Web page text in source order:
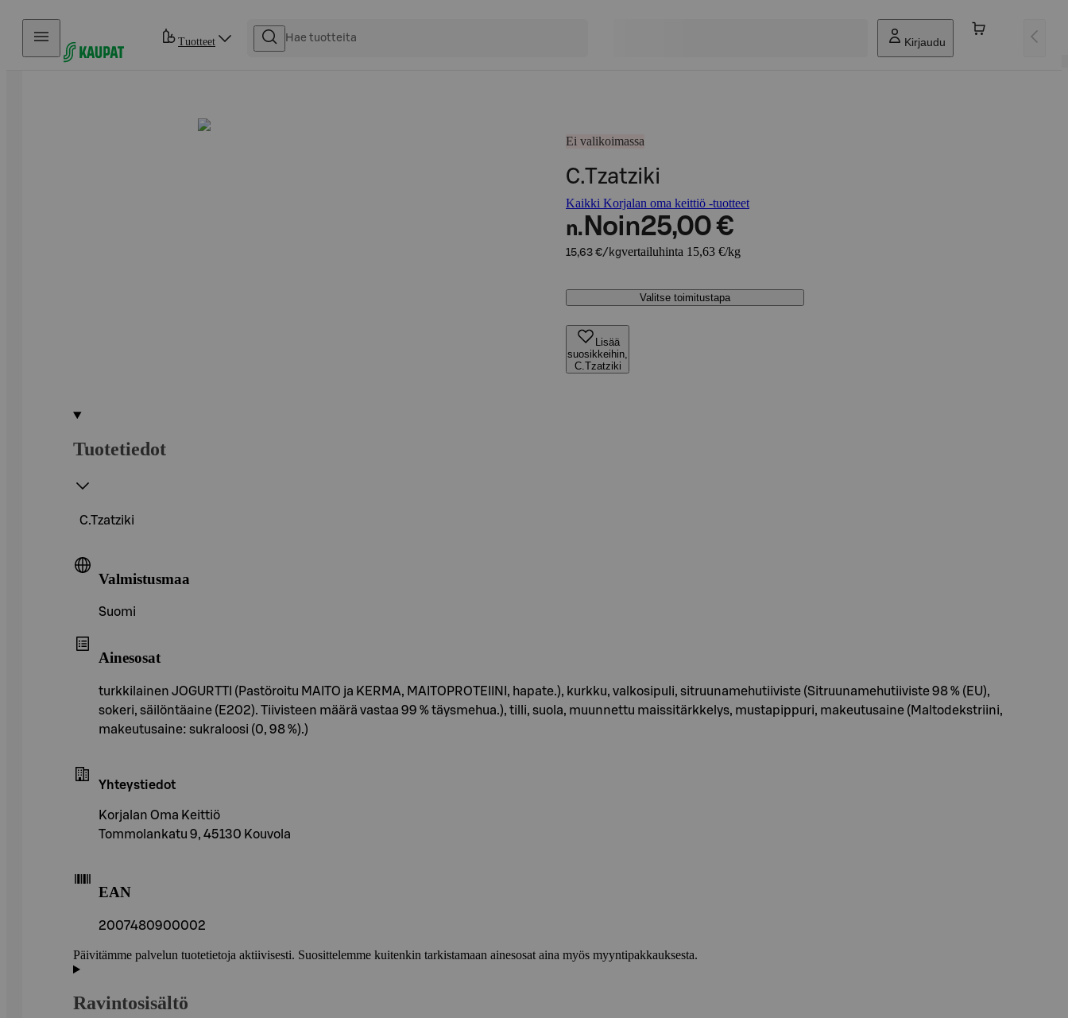
Hyppää sisältöön
Tuotteet Kirjaudu
Ei valikoimassa
C.Tzatziki
Kaikki Korjalan oma keittiö -tuotteet
n. Noin25,00 €
15,63 €/kgvertailuhinta 15,63 €/kg
Valitse toimitustapa
Lisää
suosikkeihin,
C.Tzatziki
Tuotetiedot
C.Tzatziki
Valmistusmaa
Suomi
Ainesosat
turkkilainen JOGURTTI (Pastöroitu MAITO ja KERMA, MAITOPROTEIINI, hapate.), kurkku, valkosipuli, sitruunamehutiiviste (Sitruunamehutiiviste 98 % (EU),
sokeri, säilöntäaine (E202). Tiivisteen määrä vastaa 99 % täysmehua.), tilli, suola, muunnettu maissitärkkelys, mustapippuri, makeutusaine (Maltodekstriini,
makeutusaine: sukraloosi (0, 98 %).)
Yhteystiedot
Korjalan Oma Keittiö
Tommolankatu 9, 45130 Kouvola
EAN
2007480900002
Päivitämme palvelun tuotetietoja aktiivisesti. Suosittelemme kuitenkin tarkistamaan ainesosat aina myös myyntipakkauksesta.
Ravintosisältö